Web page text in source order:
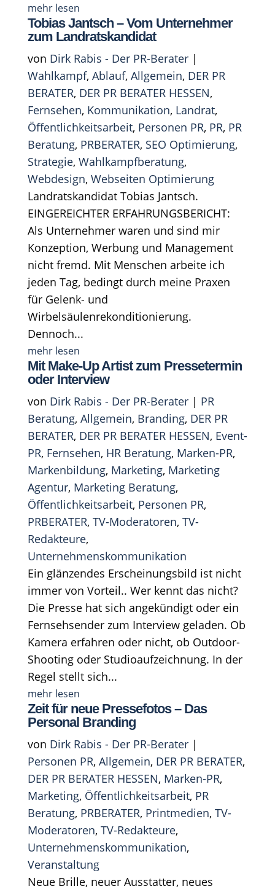
mehr lesen
Tobias Jantsch – Vom Unternehmer
zum Landratskandidat
von Dirk Rabis - Der PR-Berater|
Wahlkampf, Ablauf, Allgemein, DER PR
BERATER, DER PR BERATER HESSEN,
Fernsehen, Kommunikation, Landrat,
Öffentlichkeitsarbeit, Personen PR, PR, PR
Beratung, PRBERATER, SEO Optimierung,
Strategie, Wahlkampfberatung,
Webdesign, Webseiten Optimierung
Landratskandidat Tobias Jantsch.
EINGEREICHTER ERFAHRUNGSBERICHT:
Als Unternehmer waren und sind mir
Konzeption, Werbung und Management
nicht fremd. Mit Menschen arbeite ich
jeden Tag, bedingt durch meine Praxen
für Gelenk- und
Wirbelsäulenrekonditionierung.
Dennoch...
mehr lesen
Mit Make-Up Artist zum Pressetermin
oder Interview
von Dirk Rabis - Der PR-Berater| PR
Beratung, Allgemein, Branding, DER PR
BERATER, DER PR BERATER HESSEN, Event-
PR, Fernsehen, HR Beratung, Marken-PR,
Markenbildung, Marketing, Marketing
Agentur, Marketing Beratung,
Öffentlichkeitsarbeit, Personen PR,
PRBERATER, TV-Moderatoren, TV-
Redakteure,
Unternehmenskommunikation
Ein glänzendes Erscheinungsbild ist nicht
immer von Vorteil.. Wer kennt das nicht?
Die Presse hat sich angekündigt oder ein
Fernsehsender zum Interview geladen. Ob
Kamera erfahren oder nicht, ob Outdoor-
Shooting oder Studioaufzeichnung. In der
Regel stellt sich...
mehr lesen
Zeit für neue Pressefotos – Das
Personal Branding
von Dirk Rabis - Der PR-Berater|
Personen PR, Allgemein, DER PR BERATER,
DER PR BERATER HESSEN, Marken-PR,
Marketing, Öffentlichkeitsarbeit, PR
Beratung, PRBERATER, Printmedien, TV-
Moderatoren, TV-Redakteure,
Unternehmenskommunikation,
Veranstaltung
Neue Brille, neuer Ausstatter, neues